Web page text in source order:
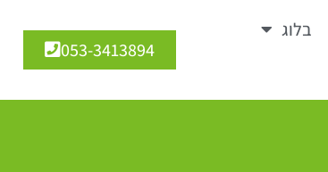
בלוג
053-3413894